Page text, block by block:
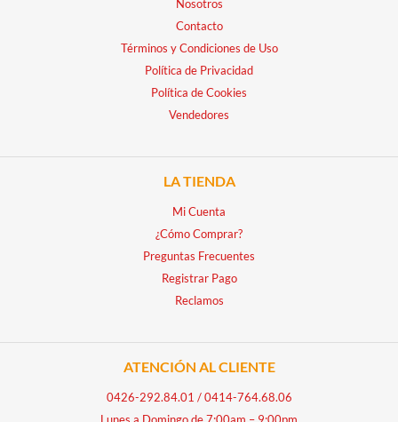
Nosotros
Contacto
Términos y Condiciones de Uso
Política de Privacidad
Política de Cookies
Vendedores
LA TIENDA
Mi Cuenta
¿Cómo Comprar?
Preguntas Frecuentes
Registrar Pago
Reclamos
ATENCIÓN AL CLIENTE
0426-292.84.01 /0414-764.68.06
Lunes a Domingo de 7:00am – 9:00pm